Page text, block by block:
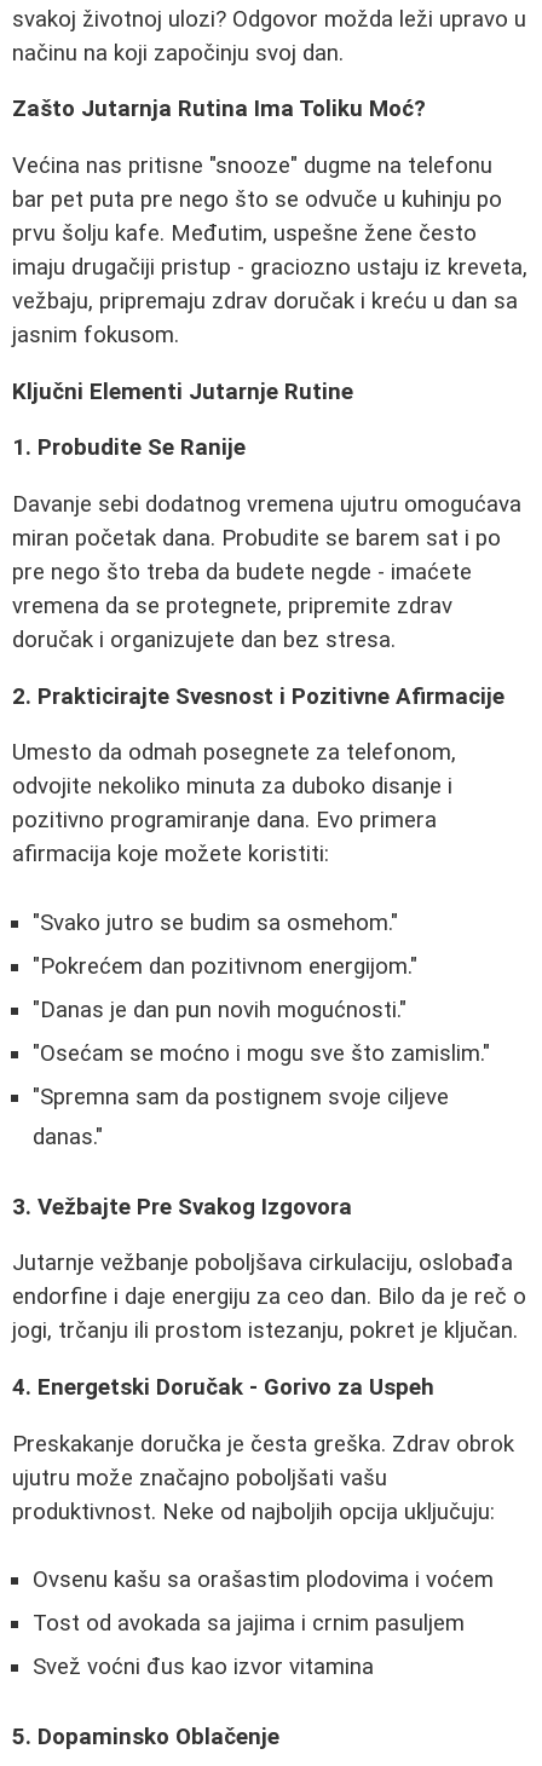
svakoj životnoj ulozi? Odgovor možda leži upravo u
načinu na koji započinju svoj dan.
Zašto Jutarnja Rutina Ima Toliku Moć?
Većina nas pritisne "snooze" dugme na telefonu
bar pet puta pre nego što se odvuče u kuhinju po
prvu šolju kafe. Međutim, uspešne žene često
imaju drugačiji pristup - graciozno ustaju iz kreveta,
vežbaju, pripremaju zdrav doručak i kreću u dan sa
jasnim fokusom.
Ključni Elementi Jutarnje Rutine
1. Probudite Se Ranije
Davanje sebi dodatnog vremena ujutru omogućava
miran početak dana. Probudite se barem sat i po
pre nego što treba da budete negde - imaćete
vremena da se protegnete, pripremite zdrav
doručak i organizujete dan bez stresa.
2. Prakticirajte Svesnost i Pozitivne Afirmacije
Umesto da odmah posegnete za telefonom,
odvojite nekoliko minuta za duboko disanje i
pozitivno programiranje dana. Evo primera
afirmacija koje možete koristiti:
"Svako jutro se budim sa osmehom."
"Pokrećem dan pozitivnom energijom."
"Danas je dan pun novih mogućnosti."
"Osećam se moćno i mogu sve što zamislim."
"Spremna sam da postignem svoje ciljeve
danas."
3. Vežbajte Pre Svakog Izgovora
Jutarnje vežbanje poboljšava cirkulaciju, oslobađa
endorfine i daje energiju za ceo dan. Bilo da je reč o
jogi, trčanju ili prostom istezanju, pokret je ključan.
4. Energetski Doručak - Gorivo za Uspeh
Preskakanje doručka je česta greška. Zdrav obrok
ujutru može značajno poboljšati vašu
produktivnost. Neke od najboljih opcija uključuju:
Ovsenu kašu sa orašastim plodovima i voćem
Tost od avokada sa jajima i crnim pasuljem
Svež voćni đus kao izvor vitamina
5. Dopaminsko Oblačenje